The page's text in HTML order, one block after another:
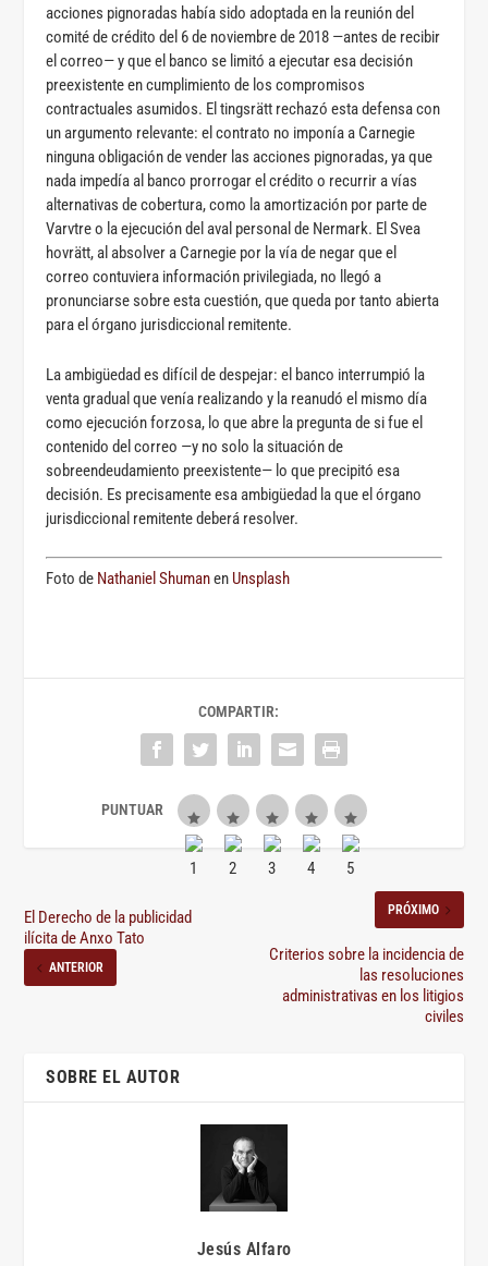
acciones pignoradas había sido adoptada en la reunión del
comité de crédito del 6 de noviembre de 2018 —antes de recibir
el correo— y que el banco se limitó a ejecutar esa decisión
preexistente en cumplimiento de los compromisos
contractuales asumidos. El tingsrätt rechazó esta defensa con
un argumento relevante: el contrato no imponía a Carnegie
ninguna obligación de vender las acciones pignoradas, ya que
nada impedía al banco prorrogar el crédito o recurrir a vías
alternativas de cobertura, como la amortización por parte de
Varvtre o la ejecución del aval personal de Nermark. El Svea
hovrätt, al absolver a Carnegie por la vía de negar que el
correo contuviera información privilegiada, no llegó a
pronunciarse sobre esta cuestión, que queda por tanto abierta
para el órgano jurisdiccional remitente.
La ambigüedad es difícil de despejar: el banco interrumpió la
venta gradual que venía realizando y la reanudó el mismo día
como ejecución forzosa, lo que abre la pregunta de si fue el
contenido del correo —y no solo la situación de
sobreendeudamiento preexistente— lo que precipitó esa
decisión. Es precisamente esa ambigüedad la que el órgano
jurisdiccional remitente deberá resolver.
Foto de Nathaniel Shumanen Unsplash
COMPARTIR:
El Derecho de la publicidad
ilícita de Anxo Tato
ANTERIOR
PRÓXIMO
Criterios sobre la incidencia de
las resoluciones
administrativas en los litigios
civiles
SOBRE EL AUTOR
Jesús Alfaro